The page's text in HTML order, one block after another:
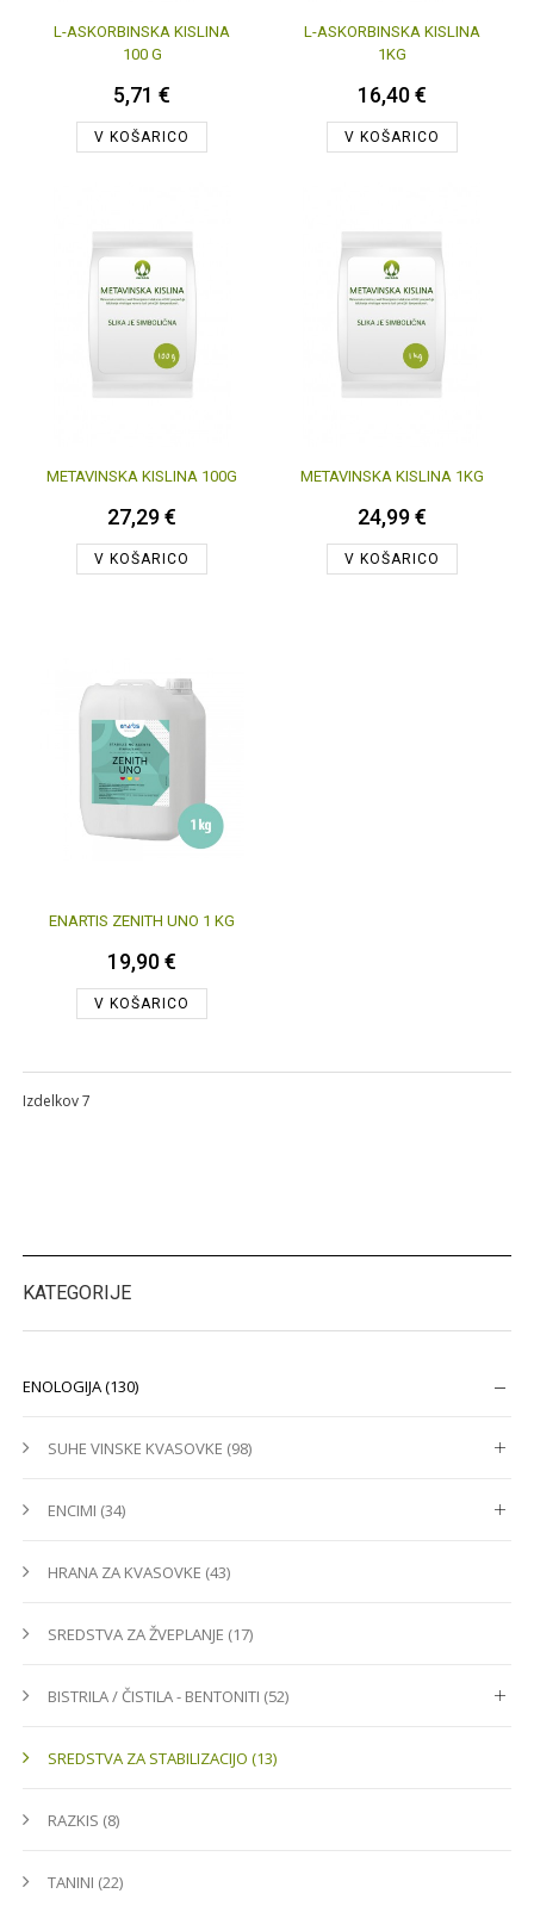
L-ASKORBINSKA KISLINA
100 G
5,71 €
V KOŠARICO
L-ASKORBINSKA KISLINA
1KG
16,40 €
V KOŠARICO
METAVINSKA KISLINA 100G
27,29 €
V KOŠARICO
METAVINSKA KISLINA 1KG
24,99 €
V KOŠARICO
ENARTIS ZENITH UNO 1 KG
19,90 €
V KOŠARICO
Izdelkov 7
KATEGORIJE
ENOLOGIJA (130)
SUHE VINSKE KVASOVKE (98)
ENCIMI (34)
HRANA ZA KVASOVKE (43)
SREDSTVA ZA ŽVEPLANJE (17)
BISTRILA / ČISTILA - BENTONITI (52)
SREDSTVA ZA STABILIZACIJO (13)
RAZKIS (8)
TANINI (22)